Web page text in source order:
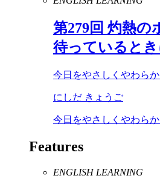
第279回 灼熱の
待っていると
今日をやさしくやわらか
にしだ きょうご
今日をやさしくやわら
Features
ENGLISH LEARNING